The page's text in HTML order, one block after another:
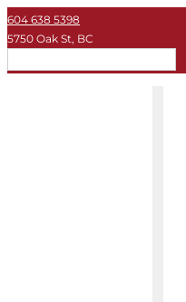
604 638 5398
5750 Oak St, BC